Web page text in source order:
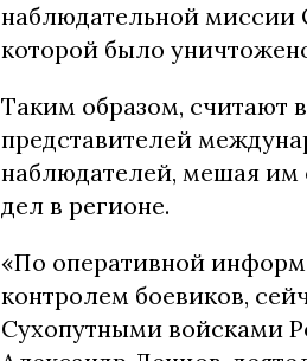
наблюдательной миссии
которой было
Таким образом, считают
представителей
наблюдателей, мешая им
дел в регионе.
«По оперативной
контролем боевиков,
Сухопутными войсками